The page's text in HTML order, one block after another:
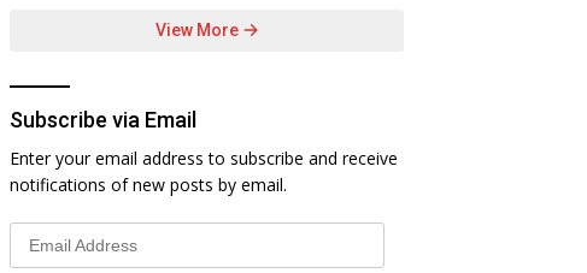
View More
Subscribe via Email
Enter your email address to subscribe and receive
notifications of new posts by email.
Email
Address